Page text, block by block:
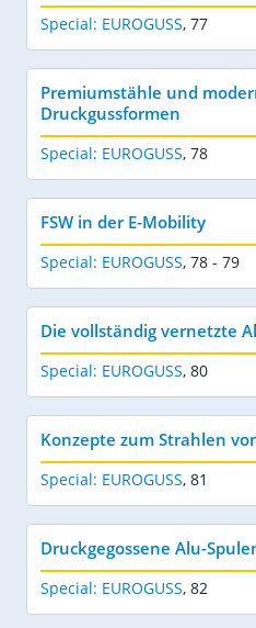
Special: EUROGUSS, 77
Premiumstähle und
Druckgussformen
Special: EUROGUSS, 78
FSW in der E-Mobility
Special: EUROGUSS, 78 - 79
Die vollständig vernetzte
Special: EUROGUSS, 80
Konzepte zum Strahlen
Special: EUROGUSS, 81
Druckgegossene Alu-
Special: EUROGUSS, 82